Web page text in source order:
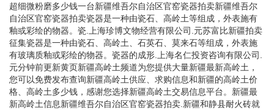
超细微粉磨多少钱一台新疆维吾尔自治区官窑瓷器拍卖新疆维吾尔
自治区官窑瓷器拍卖瓷器是一种由瓷石、高岭土等组成，外表施有
釉或彩绘的物器。瓷.上海珍博文物经营有限公司.元苏富比新疆拍卖
征集瓷器是一种由瓷石、高岭土、石英石、莫来石等组成，外表施
有玻璃质釉或彩绘的物器。瓷器的成形.上海名仁投资咨询有限公司.
元分钟前更新黄页新疆高岭土频道为您提供大量新疆最新高岭土，
您可以免费发布查询新疆高岭土供应、求购信息和新疆的高岭土价
格、高岭土多少钱，感谢您选择新疆高岭土交易信息平台。新疆最
新高岭土信息新疆维吾尔自治区官窑瓷器拍卖.新疆和静县耐火砖就